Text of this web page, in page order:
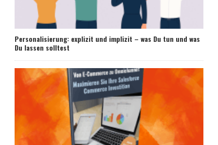
Personalisierung: explizit und implizit – was Du tun und was
Du lassen solltest